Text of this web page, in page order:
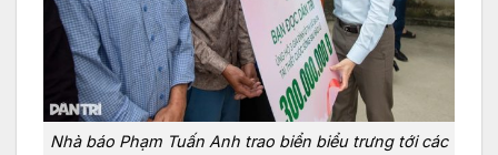
Nhà báo Phạm Tuấn Anh trao biển biểu trưng tới các